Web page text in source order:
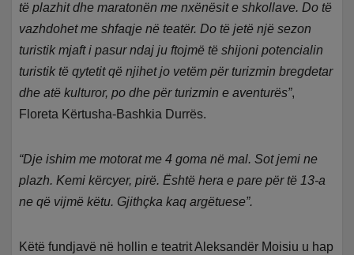
të plazhit dhe maratonën me nxënësit e shkollave. Do të
vazhdohet me shfaqje në teatër. Do të jetë një sezon
turistik mjaft i pasur ndaj ju ftojmë të shijoni potencialin
turistik të qytetit që njihet jo vetëm për turizmin bregdetar
dhe atë kulturor, po dhe për turizmin e aventurës”,
Floreta Kërtusha-Bashkia Durrës.
“Dje ishim me motorat me 4 goma në mal. Sot jemi ne
plazh. Kemi kërcyer, pirë. Është hera e pare për të 13-a
ne që vijmë këtu. Gjithçka kaq argëtuese”.
Këtë fundjavë në hollin e teatrit Aleksandër Moisiu u hap